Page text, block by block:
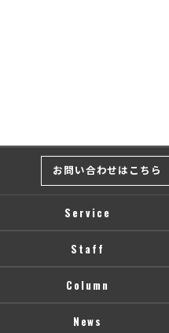
お問い合わせはこちら
Service
Staff
Column
News